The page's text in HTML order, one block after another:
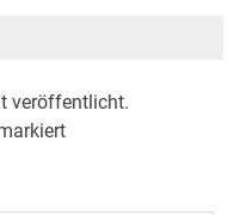
veröffentlicht.